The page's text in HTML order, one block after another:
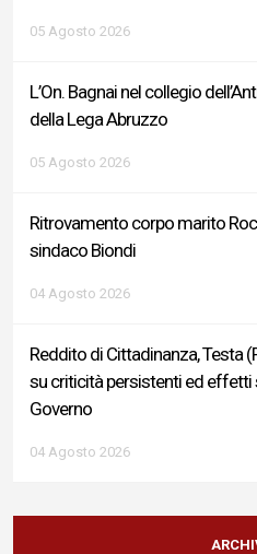
05 Agosto 2026
L’On. Bagnai nel collegio
della Lega Abruzzo
05 Agosto 2026
Ritrovamento corpo marito
sindaco Biondi
04 Agosto 2026
Reddito di Cittadinanza, Testa
su criticità persistenti ed effetti
Governo
04 Agosto 2026
Sigismondi, Liris e Testa:
Ministro Roccella e alla sua